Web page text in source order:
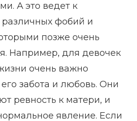
А это ведет к
фобий и
позже очень
Например, для девочек
очень важно
забота и любовь. Они
ревность к матери, и
явление. Если